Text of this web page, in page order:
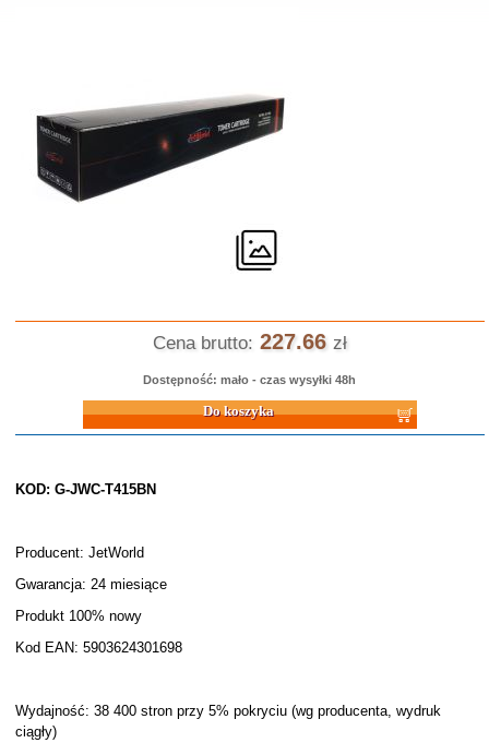
Cena brutto: 227.66 zł
Dostępność: mało - czas wysyłki 48h
Do koszyka
KOD: G-JWC-T415BN
Producent: JetWorld
Gwarancja: 24 miesiące
Produkt 100% nowy
Kod EAN: 5903624301698
Wydajność: 38 400 stron przy 5% pokryciu (wg producenta, wydruk
ciągły)